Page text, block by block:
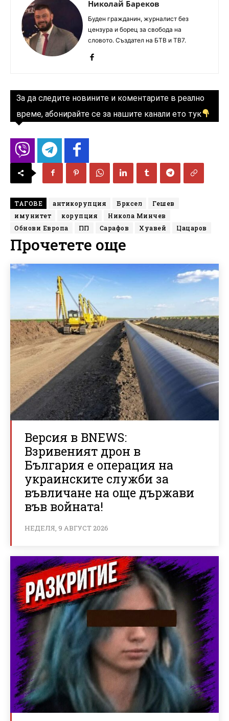
Николай Бареков
Буден гражданин, журналист без
цензура и борец за свобода на
словото. Създател на БТВ и ТВ7.
За да следите новините и коментарите в реално
време, абонирайте се за нашите канали ето тук
ТАГОВЕ антикорупция Брксел
Гешев
имунитет
корупция
Никола Минчев
Обнови Европа
ПП Сарафов Хуавей Цацаров
Прочетете още
Версия в BNEWS:
Взривеният дрон в
България е операция на
украинските служби за
въвличане на още държави
във войната!
НЕДЕЛЯ, 9 АВГУСТ 2026